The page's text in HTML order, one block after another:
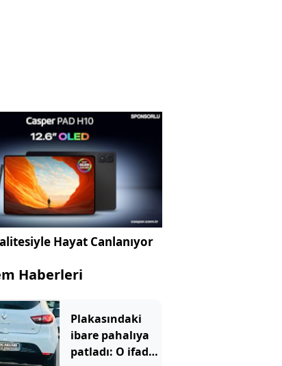
Hayat Canlanıyor
Haberleri
Plakasındaki
ibare pahalıya
patladı: O ifade